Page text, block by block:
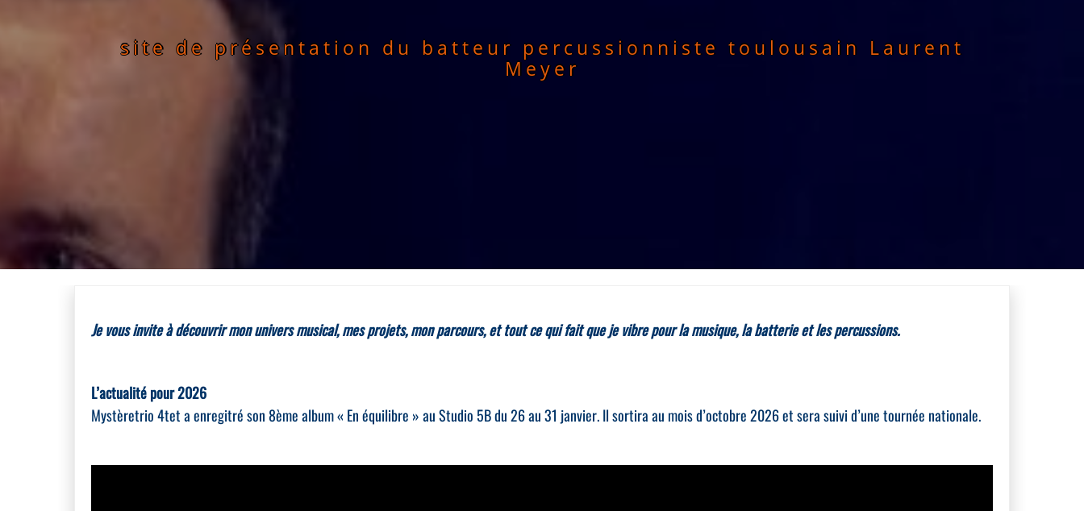
site de présentation du batteur percussionniste toulousain Laurent
Meyer
Je vous invite à découvrir mon univers musical, mes projets, mon parcours, et tout ce qui fait que je vibre pour la musique, la batterie et les percussions.
L’actualité pour 2026
Mystèretrio 4tet a enregitré son 8ème album « En équilibre » au Studio 5B du 26 au 31 janvier. Il sortira au mois d’octobre 2026 et sera suivi d’une tournée nationale.